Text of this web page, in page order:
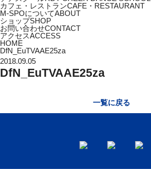
カフェ・レストランCAFE・RESTAURANT
M-SPOについてABOUT
ショップSHOP
お問い合わせCONTACT
アクセスACCESS
HOME
DfN_EuTVAAE25za
2018.09.05
DfN_EuTVAAE25za
一覧に戻る